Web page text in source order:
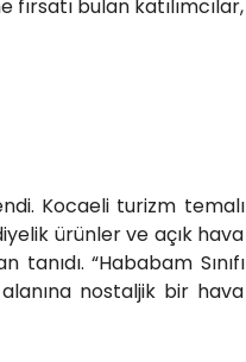
bulan katılımcılar,
Kocaeli turizm temalı
ürünler ve açık hava
“Hababam Sınıfı
nostaljik bir hava